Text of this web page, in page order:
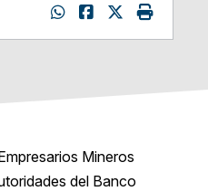
Mineros
del Banco